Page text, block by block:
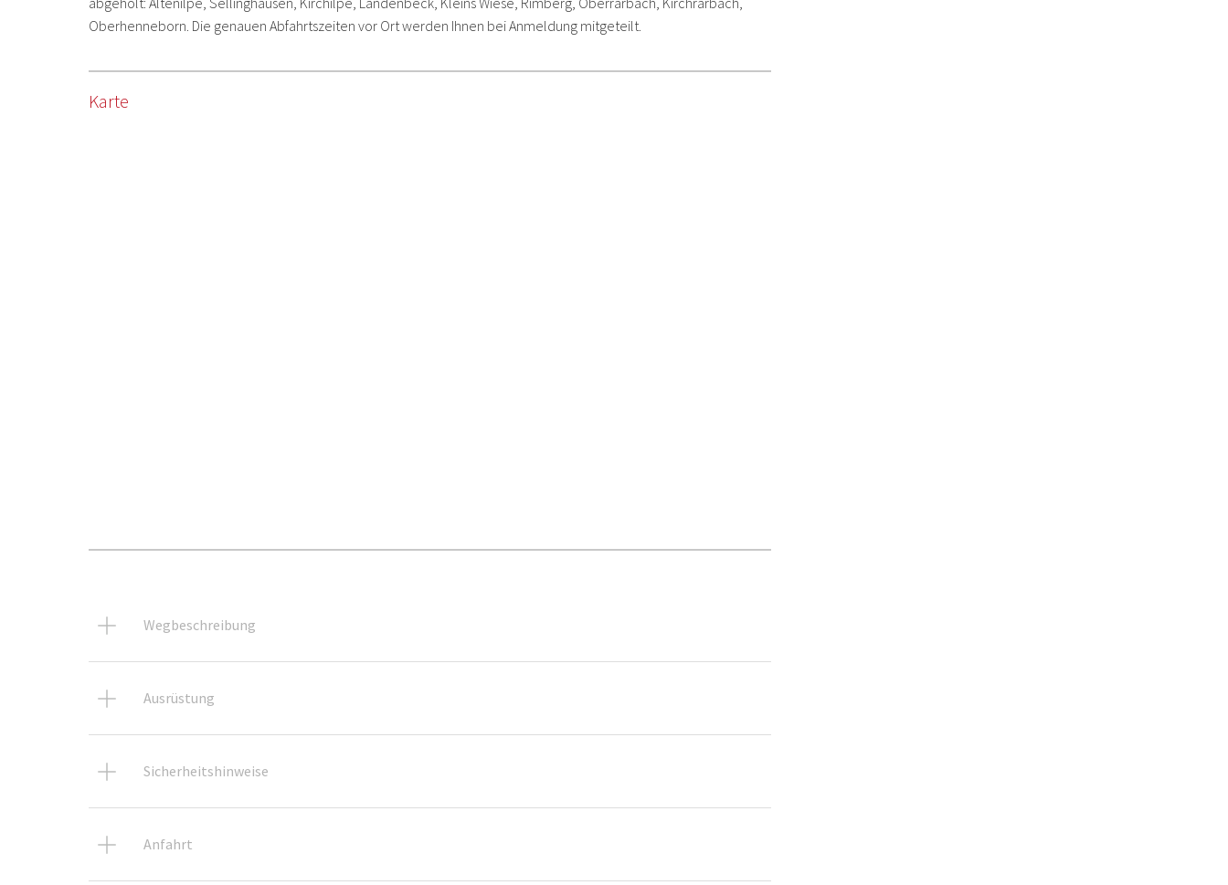
Oberhenneborn. Die genauen Abfahrtszeiten vor Ort werden Ihnen bei Anmeldung mitgeteilt.
Karte
Wegbeschreibung
Ausrüstung
Sicherheitshinweise
Anfahrt